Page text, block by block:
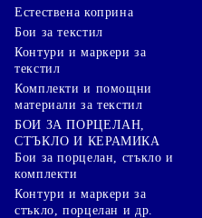
Естествена коприна
Бои за текстил
Контури и маркери за
текстил
Комплекти и помощни
материали за текстил
БОИ ЗА ПОРЦЕЛАН,
СТЪКЛО И КЕРАМИКА
Бои за порцелан, стъкло и
комплекти
Контури и маркери за
стъкло, порцелан и др.